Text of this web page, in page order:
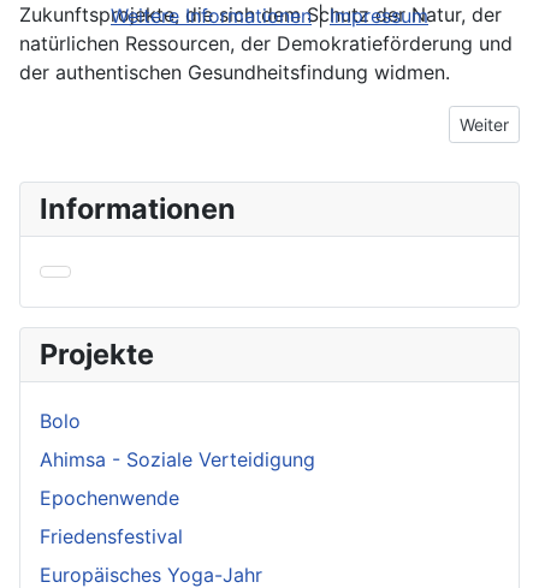
Zukunftsprojekte, die sich dem Schutz der Natur, der
natürlichen Ressourcen, der Demokratieförderung und
der authentischen Gesundheitsfindung widmen.
Nächster
Weiter
Informationen
Projekte
Bolo
Ahimsa - Soziale Verteidigung
Epochenwende
Friedensfestival
Europäisches Yoga-Jahr
Weitere Informationen|Impressum